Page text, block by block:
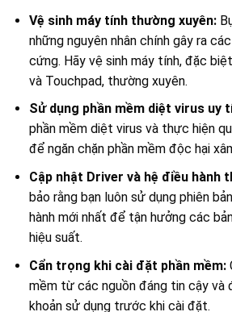
Vệ sinh máy tính thường xuyên:
những nguyên nhân chính gây ra
cứng. Hãy vệ sinh máy tính, đặc
và Touchpad, thường xuyên.
Sử dụng phần mềm diệt virus uy
phần mềm diệt virus và thực hiện
để ngăn chặn phần mềm độc hại
Cập nhật Driver và hệ điều hành
bảo rằng bạn luôn sử dụng phiên
hành mới nhất để tận hưởng các
hiệu suất.
Cẩn trọng khi cài đặt phần mềm:
mềm từ các nguồn đáng tin cậy và
khoản sử dụng trước khi cài đặt.